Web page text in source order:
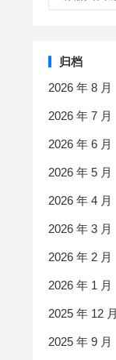
归档
2026 年 8 月
2026 年 7 月
2026 年 6 月
2026 年 5 月
2026 年 4 月
2026 年 3 月
2026 年 2 月
2026 年 1 月
2025 年 12 月
2025 年 9 月